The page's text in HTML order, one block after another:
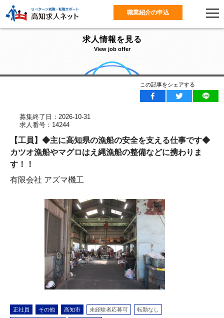
職業紹介の申込
求人情報を見る
View job offer
この記事をシェアする
募集終了日：2026-10-31
求人番号：14244
【工員】◆主に高知県の漁船の安全を支える仕事です◆
カツオ漁船やマグロはえ縄漁船の整備などに携わりま
す！！
有限会社 アズマ機工
正社員 その他 高知市 未経験者応募可 転勤なし